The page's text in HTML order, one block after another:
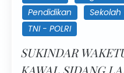
Pendidikan
Sekolah
TNI - POLRI
SUKINDAR